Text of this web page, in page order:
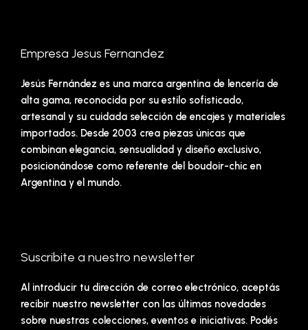
Empresa Jesus Fernandez
Jesús Fernández es una marca argentina de lencería de
alta gama, reconocida por su estilo sofisticado,
artesanal y su cuidada selección de encajes y materiales
importados. Desde 2003 crea piezas únicas que
combinan elegancia, sensualidad y diseño exclusivo,
posicionándose como referente del boudoir-chic en
Argentina y el mundo.
Suscribite a nuestro newsletter
Al introducir tu dirección de correo electrónico, aceptás
recibir nuestro newsletter con las últimas novedades
sobre nuestras colecciones, eventos e iniciativas. Podés